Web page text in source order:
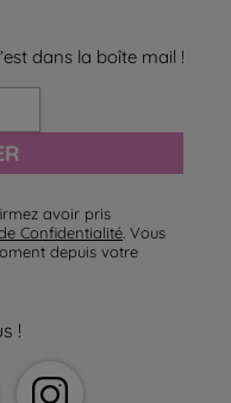
dans la boîte mail !
avoir pris
Confidentialité . Vous
depuis votre
!